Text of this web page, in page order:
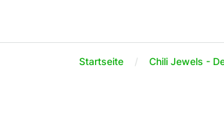
Startseite Chili Jewels -